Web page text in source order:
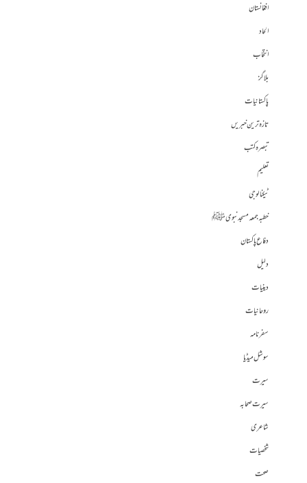
افغانستان
الحاد
انتخاب
بلاگز
پاکستانیات
تازہ ترین خبریں
تبصرہ کتب
تعلیم
ٹیکنالوجی
خطبہ جمعہ مسجد نبوی ﷺ
دفاع پاکستان
دلیل
دینیات
روحانیات
سفرنامہ
سوشل میڈیا
سیرت
سیرت صحابہ
شاعری
شخصیات
صحت